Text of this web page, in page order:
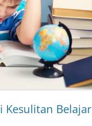
Kesulitan Belajar